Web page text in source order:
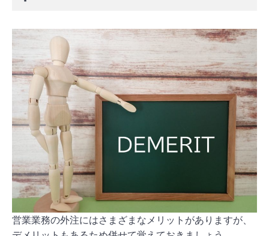
営業業務の外注にはさまざまなメリットがありますが、